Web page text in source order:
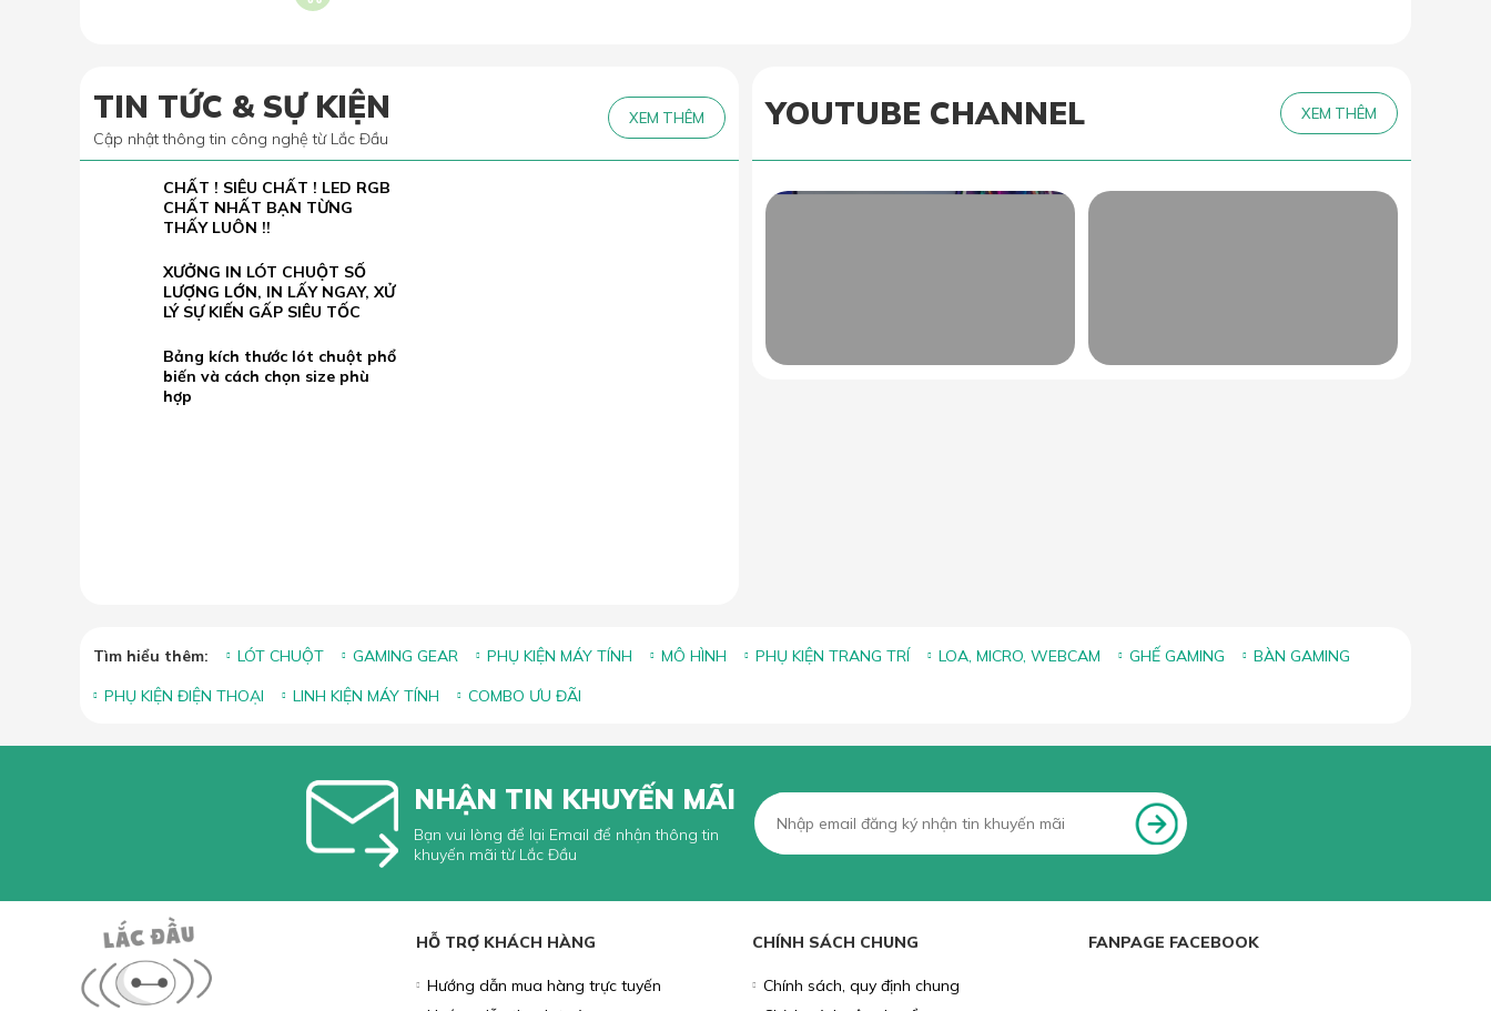
TIN TỨC & SỰ KIỆN
Cập nhật thông tin công nghệ từ Lắc Đầu
XEM THÊM
CHẤT ! SIÊU CHẤT ! LED RGB
CHẤT NHẤT BẠN TỪNG
THẤY LUÔN !!
XƯỞNG IN LÓT CHUỘT SỐ
LƯỢNG LỚN, IN LẤY NGAY, XỬ
LÝ SỰ KIẾN GẤP SIÊU TỐC
Bảng kích thước lót chuột phổ
biến và cách chọn size phù
hợp
YOUTUBE CHANNEL XEM THÊM
Tìm hiểu thêm: LÓT CHUỘT GAMING GEAR PHỤ KIỆN MÁY TÍNH MÔ HÌNH PHỤ KIỆN TRANG TRÍ LOA, MICRO, WEBCAM GHẾ GAMING
BÀN GAMING
PHỤ KIỆN ĐIỆN THOẠI
LINH KIỆN MÁY TÍNH COMBO ƯU ĐÃI
NHẬN TIN KHUYẾN MÃI
Bạn vui lòng để lại Email để nhận thông tin
khuyến mãi từ Lắc Đầu
HỖ TRỢ KHÁCH HÀNG
Hướng dẫn mua hàng trực tuyến
CHÍNH SÁCH CHUNG
Chính sách, quy định chung
FANPAGE FACEBOOK